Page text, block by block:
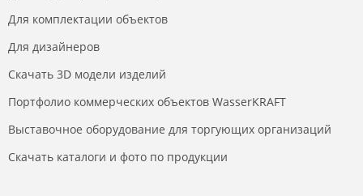
Для комплектации объектов
Для дизайнеров
Скачать 3D модели изделий
Портфолио коммерческих объектов WasserKRAFT
Выставочное оборудование для торгующих организаций
Скачать каталоги и фото по продукции